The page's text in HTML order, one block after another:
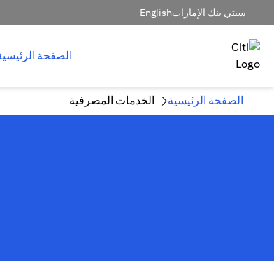
سيتي بنك الإماراتEnglish
الصفحة
الصفحة الرئيسية الخدمات المصرفية